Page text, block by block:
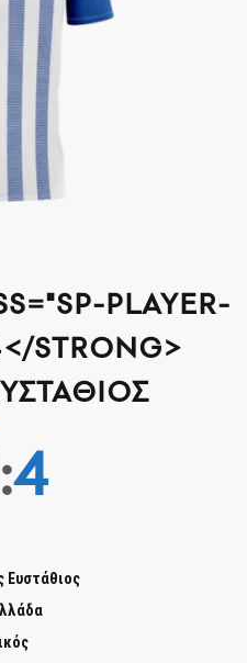
PLAYER-
STRONG>
4
Ευστάθιος